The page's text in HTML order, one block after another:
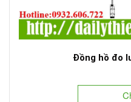
Đồng hồ đo